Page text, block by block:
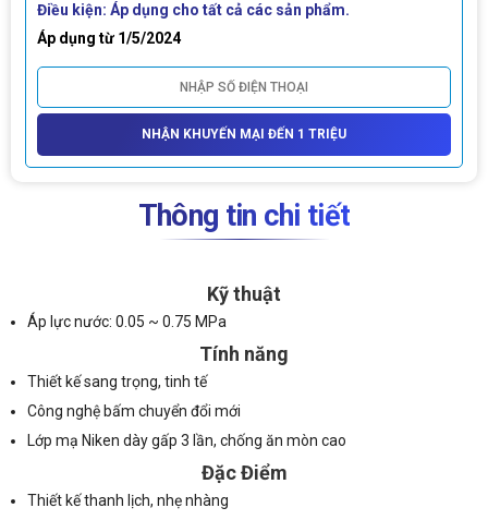
Điều kiện: Áp dụng cho tất cả các sản phẩm.
Áp dụng từ 1/5/2024
NHẬN KHUYẾN MẠI ĐẾN 1 TRIỆU
Thông tin chi tiết
Kỹ thuật
Áp lực nước: 0.05 ~ 0.75 MPa
Tính năng
Thiết kế sang trọng, tinh tế
Công nghệ bấm chuyển đổi mới
Lớp mạ Niken dày gấp 3 lần, chống ăn mòn cao
Đặc Điểm
Thiết kế thanh lịch, nhẹ nhàng